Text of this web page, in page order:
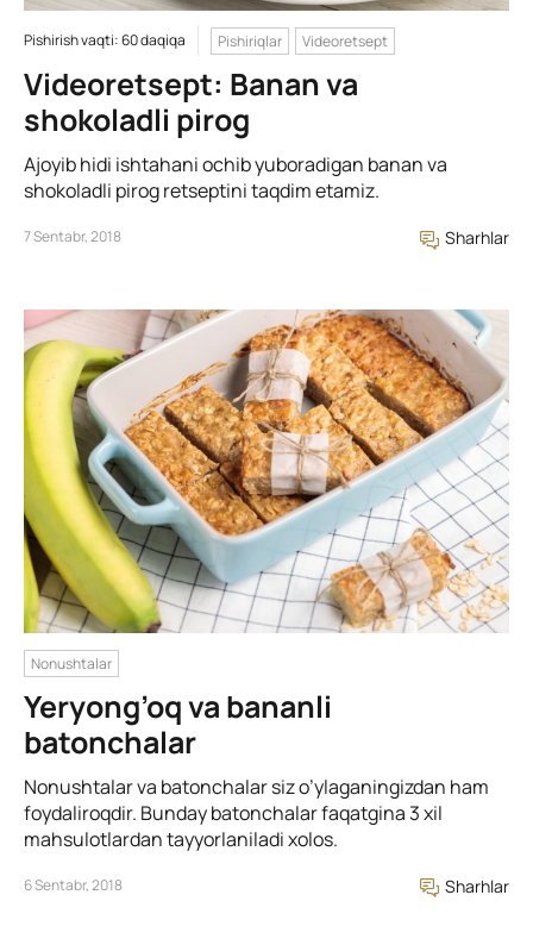
Pishirish vaqti: 60 daqiqa Pishiriqlar Videoretsept
Videoretsept: Banan va
shokoladli pirog
Ajoyib hidi ishtahani ochib yuboradigan banan va
shokoladli pirog retseptini taqdim etamiz.
7 Sentabr, 2018 Sharhlar
Nonushtalar
Yeryong’oq va bananli
batonchalar
Nonushtalar va batonchalar siz o’ylaganingizdan ham
foydaliroqdir. Bunday batonchalar faqatgina 3 xil
mahsulotlardan tayyorlaniladi xolos.
6 Sentabr, 2018 Sharhlar